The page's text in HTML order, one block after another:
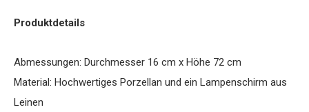
Produktdetails
Abmessungen: Durchmesser 16 cm x Höhe 72 cm
Material: Hochwertiges Porzellan und ein Lampenschirm aus
Leinen